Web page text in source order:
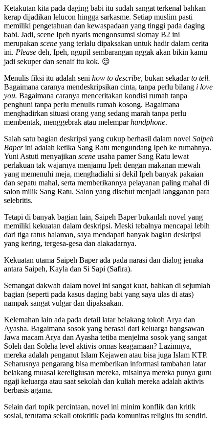
Ketakutan kita pada daging babi itu sudah sangat terkenal bahkan
kerap dijadikan lelucon hingga sarkasme. Setiap muslim pasti
memiliki pengetahuan dan kewaspadaan yang tinggi pada daging
babi. Jadi, scene Ipeh nyaris mengonsumsi siomay B2 ini
merupakan scene yang terlalu dipaksakan untuk hadir dalam cerita
ini. Please deh, Ipeh, ngupil sembarangan nggak akan bikin kamu
jadi sekuper dan senaif itu kok. 😌
Menulis fiksi itu adalah seni how to describe, bukan sekadarto tell.
Bagaimana caranya mendeskripsikan cinta, tanpa perlu bilang i love
you. Bagaimana caranya menceritakan kondisi rumah tanpa
penghuni tanpa perlu menulis rumah kosong. Bagaimana
menghadirkan situasi orang yang sedang marah tanpa perlu
membentak, menggebrak atau melemparhandphone.
Salah satu bagian deskripsi yang cukup berhasil dalam novel Saipeh
Baperini adalah ketika Sang Ratu mengundang Ipeh ke rumahnya.
Yuni Astuti menyajikan scene usaha pamer Sang Ratu lewat
perlakuan tak wajarnya menjamu Ipeh dengan makanan mewah
yang memenuhi meja, menghadiahi si dekil Ipeh banyak pakaian
dan sepatu mahal, serta memberikannya pelayanan paling mahal di
salon milik Sang Ratu. Salon yang disebut menjadi langganan para
selebritis.
Tetapi di banyak bagian lain, Saipeh Baper bukanlah novel yang
memiliki kekuatan dalam deskripsi. Meski tebalnya mencapai lebih
dari tiga ratus halaman, saya mendapati banyak bagian deskripsi
yang kering, tergesa-gesa dan alakadarnya.
Kekuatan utama Saipeh Baper ada pada narasi dan dialog jenaka
antara Saipeh, Kayla dan Si Sapi (Safira).
Semangat dakwah dalam novel ini sangat kuat, bahkan di sejumlah
bagian (seperti pada kasus daging babi yang saya ulas di atas)
nampak sangat vulgar dan dipaksakan.
Kelemahan lain ada pada detail latar belakang tokoh Arya dan
Ayasha. Bagaimana sosok yang berasal dari keluarga bangsawan
Jawa macam Arya dan Ayasha tetiba menjelma sosok yang sangat
Soleh dan Soleha level aktivis ormas keagamaan? Lazimnya,
mereka adalah penganut Islam Kejawen atau bisa juga Islam KTP.
Seharusnya pengarang bisa memberikan informasi tambahan latar
belakang muasal kereligiusan mereka, misalnya mereka punya guru
ngaji keluarga atau saat sekolah dan kuliah mereka adalah aktivis
berbasis agama.
Selain dari topik percintaan, novel ini minim konflik dan kritik
sosial, terutama sekali otokritik pada komunitas religius itu sendiri.